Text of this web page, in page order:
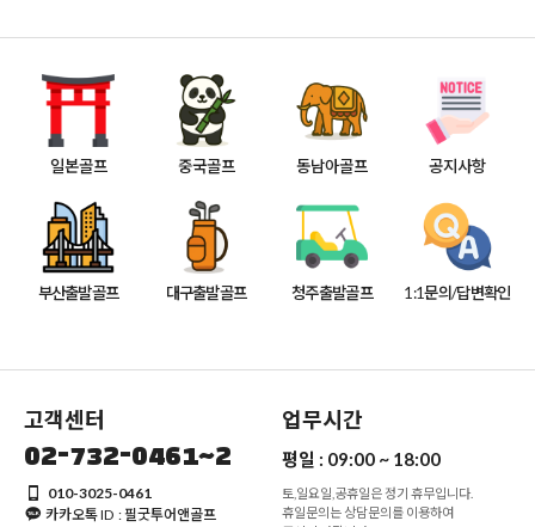
일본골프 중국골프 동남아골프 공지사항
부산출발골프 대구출발골프 청주출발골프 1:1문의/답변확인
고객센터
02-732-0461~2
010-3025-0461
카카오톡 ID : 필굿투어앤골프
업무시간
평일 : 09:00 ~ 18:00
토,일요일,공휴일은 정기 휴무입니다.
휴일문의는 상담문의를 이용하여